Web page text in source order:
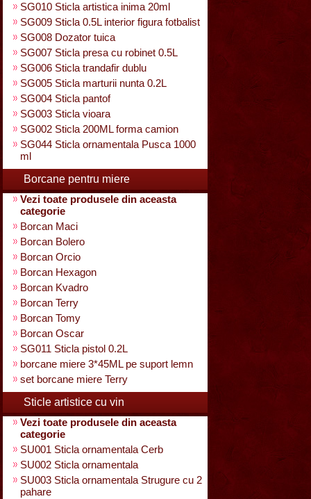
SG010 Sticla artistica inima 20ml
SG009 Sticla 0.5L interior figura fotbalist
SG008 Dozator tuica
SG007 Sticla presa cu robinet 0.5L
SG006 Sticla trandafir dublu
SG005 Sticla marturii nunta 0.2L
SG004 Sticla pantof
SG003 Sticla vioara
SG002 Sticla 200ML forma camion
SG044 Sticla ornamentala Pusca 1000
ml
Borcane pentru miere
Vezi toate produsele din aceasta
categorie
Borcan Maci
Borcan Bolero
Borcan Orcio
Borcan Hexagon
Borcan Kvadro
Borcan Terry
Borcan Tomy
Borcan Oscar
SG011 Sticla pistol 0.2L
borcane miere 3*45ML pe suport lemn
set borcane miere Terry
Sticle artistice cu vin
Vezi toate produsele din aceasta
categorie
SU001 Sticla ornamentala Cerb
SU002 Sticla ornamentala
SU003 Sticla ornamentala Strugure cu 2
pahare